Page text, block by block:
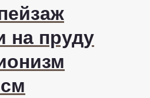
на пруду